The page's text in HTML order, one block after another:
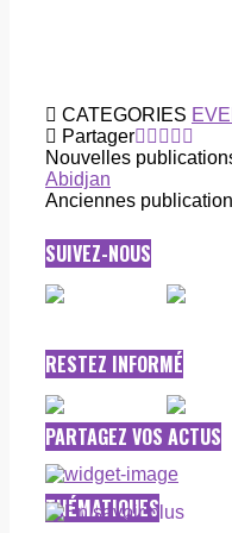
CATEGORIES
Partager
Nouvelles
Abidjan
Anciennes
SUIVEZ-NOUS
RESTEZ INFORMÉ
PARTAGEZ VOS ACTUS
THÉMATIQUES